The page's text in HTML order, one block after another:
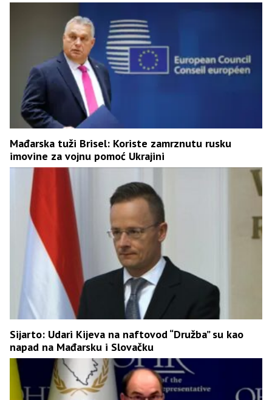
Mađarska tuži Brisel: Koriste zamrznutu rusku
imovine za vojnu pomoć Ukrajini
Sijarto: Udari Kijeva na naftovod “Družba” su kao
napad na Mađarsku i Slovačku